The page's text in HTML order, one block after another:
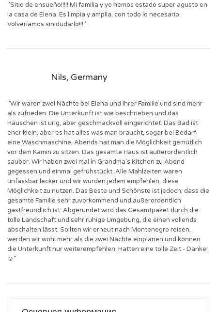
"Sitio de ensueño!!!!! Mi familia y yo hemos estado super agusto en
la casa de Elena. Es limpia y amplia, con todo lo necesario.
Volveríamos sin dudarlo!!!"
Nils, Germany
"Wir waren zwei Nächte bei Elena und ihrer Familie und sind mehr
als zufrieden. Die Unterkunft ist wie beschrieben und das
Häuschen ist urig, aber geschmackvoll eingerichtet. Das Bad ist
eher klein, aber es hat alles was man braucht, sogar bei Bedarf
eine Waschmaschine. Abends hat man die Möglichkeit gemütlich
vor dem Kamin zu sitzen. Das gesamte Haus ist außerordentlich
sauber. Wir haben zwei mal in Grandma's Kitchen zu Abend
gegessen und einmal gefrühstückt. Alle Mahlzeiten waren
unfassbar lecker und wir würden jedem empfehlen, diese
Möglichkeit zu nutzen. Das Beste und Schönste ist jedoch, dass die
gesamte Familie sehr zuvorkommend und außerordentlich
gastfreundlich ist. Abgerundet wird das Gesamtpaket durch die
tolle Landschaft und sehr ruhige Umgebung, die einen vollends
abschalten lässt. Sollten wir erneut nach Montenegro reisen,
werden wir wohl mehr als die zwei Nächte einplanen und können
die Unterkunft nur weiterempfehlen. Hatten eine tolle Zeit - Danke!
☺︎"